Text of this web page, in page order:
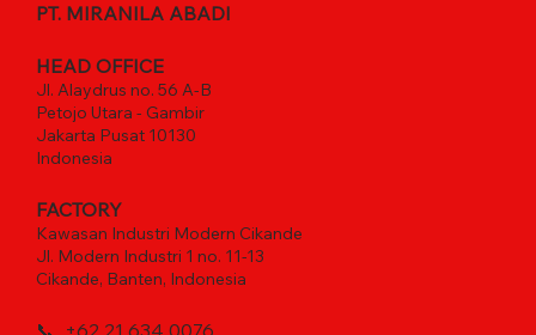
PT. MIRANILA ABADI
HEAD OFFICE
Jl. Alaydrus no. 56 A-B
Petojo Utara - Gambir
Jakarta Pusat 10130
Indonesia
FACTORY
Kawasan Industri Modern Cikande
Jl. Modern Industri 1 no. 11-13
Cikande, Banten, Indonesia